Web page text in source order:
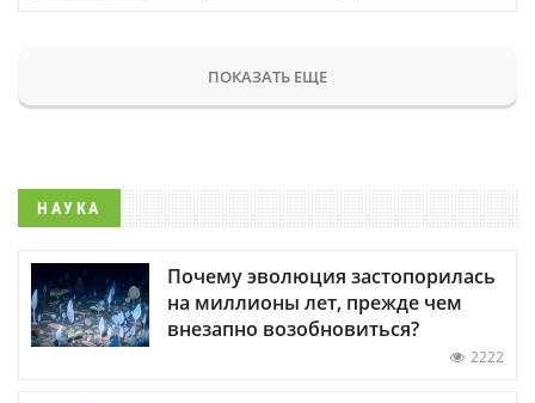
ПОКАЗАТЬ ЕЩЕ
НАУКА
Почему эволюция застопорилась
на миллионы лет, прежде чем
внезапно возобновиться?
2222